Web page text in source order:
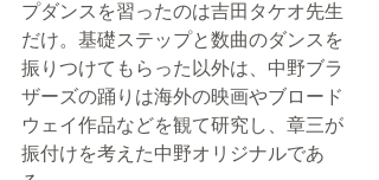
プダンスを習ったのは吉田タケオ先生
だけ。基礎ステップと数曲のダンスを
振りつけてもらった以外は、中野ブラ
ザーズの踊りは海外の映画やブロード
ウェイ作品などを観て研究し、章三が
振付けを考えた中野オリジナルであ